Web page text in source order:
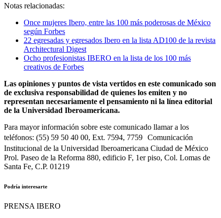
Notas relacionadas:
Once mujeres Ibero, entre las 100 más poderosas de México
según Forbes
22 egresadas y egresados Ibero en la lista AD100 de la revista
Architectural Digest
Ocho profesionistas IBERO en la lista de los 100 más
creativos de Forbes
Las opiniones y puntos de vista vertidos en este comunicado son
de exclusiva responsabilidad de quienes los emiten y no
representan necesariamente el pensamiento ni la línea editorial
de la Universidad Iberoamericana.
Para mayor información sobre este comunicado llamar a los
teléfonos: (55) 59 50 40 00, Ext. 7594, 7759 Comunicación
Institucional de la Universidad Iberoamericana Ciudad de México
Prol. Paseo de la Reforma 880, edificio F, 1er piso, Col. Lomas de
Santa Fe, C.P. 01219
Podría interesarte
PRENSA IBERO